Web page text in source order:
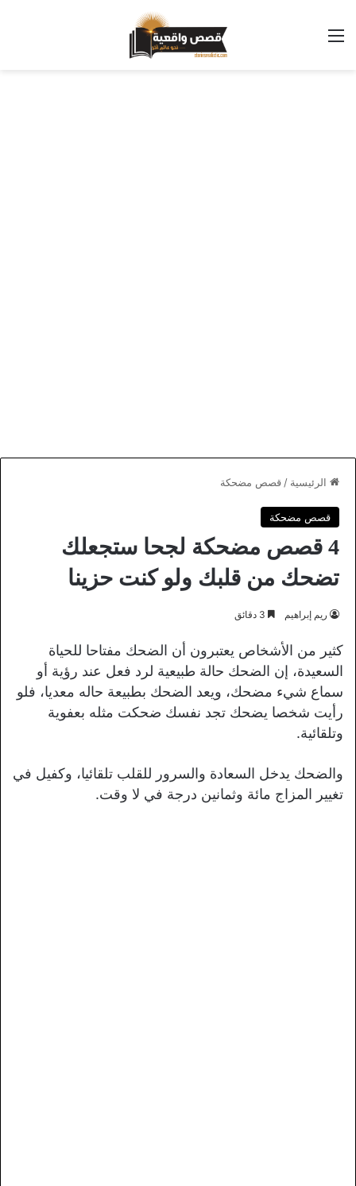
القائمة
الرئيسية / قصص مضحكة
قصص مضحكة
4 قصص مضحكة لجحا ستجعلك
تضحك من قلبك ولو كنت حزينا
ريم إبراهيم
كثير من الأشخاص يعتبرون أن الضحك مفتاحا للحياة
السعيدة، إن الضحك حالة طبيعية لرد فعل عند رؤية أو
سماع شيء مضحك، ويعد الضحك بطبيعة حاله معديا، فلو
رأيت شخصا يضحك تجد نفسك ضحكت مثله بعفوية
وتلقائية.
والضحك يدخل السعادة والسرور للقلب تلقائيا، وكفيل في
تغيير المزاج مائة وثمانين درجة في لا وقت.